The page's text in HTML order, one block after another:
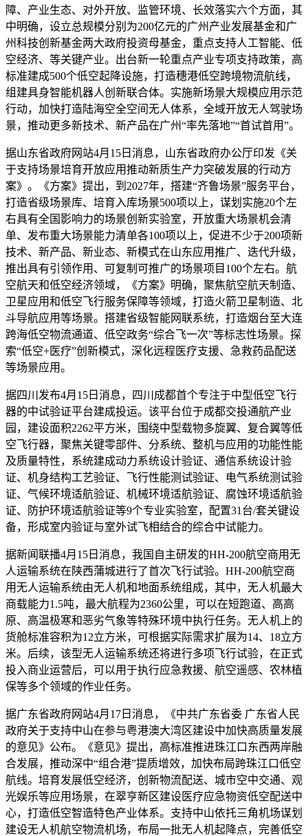
障、产业生态、对外开放、监管环境、长效落实六个方面，其
中明确，设立总规模分别为200亿元的广州产业发展基金和广
州科技创新基金两大政府投资母基金，重点支持人工智能、低
空经济、等关键产业。出台新一轮重点产业专项支持政策，高
标准建成500个低空起降设施，打造穗港低空跨境物流航线，
组建具身智能机器人创新联合体。实施新场景大规模应用示范
行动，加快打造陆海空全空间无人体系，全域开放无人驾驶场
景，推动更多新技术、新产品在广州“率先落地”“首试首用”。
据山东省政府网站4月15日消息，山东省政府办公厅印发《关
于支持场景培育开放应用推动新质生产力突破发展的行动方
案》。《方案》提出，到2027年，搭建“齐鲁场景”服务平台，
打造省级场景库、培育入库场景500项以上，谋划实施20个左
右具有全国影响力的场景创新实验室，开放重大场景机会清
单、发布重大场景能力清单各100项以上，促进不少于200项新
技术、新产品、新业态、新模式在山东应用推广、迭代升级，
推出具有引领作用、可复制可推广的场景项目100个左右。航
空航天和低空经济领域，《方案》明确，聚焦航空航天制造、
卫星应用和低空飞行服务保障等领域，打造火箭卫星制造、北
斗导航应用等场景。搭建省级智能网联系统，打造烟台至大连
跨海低空物流通道、低空政务“综合飞一次”等标志性场景。探
索“低空+医疗”创新模式，深化远程医疗支援、急救药品配送
等场景应用。
据四川发布4月15日消息，四川成都首个专注于中型低空飞行
器的中试验证平台建成投运。该平台位于成都交投通航产业
园，建设面积2262平方米，围绕中型载物多旋翼、复合翼等低
空飞行器，聚焦关键零部件、分系统、整机与应用的功能性能
及质量特性，系统建成动力系统设计验证、通信系统设计验
证、机身结构工艺验证、飞行性能测试验证、电气系统测试验
证、气候环境适航验证、机械环境适航验证、腐蚀环境适航验
证、防护环境适航验证等9个专业实验室，配置31台/套关键设
备，形成室内验证与室外试飞相结合的综合中试能力。
据新闻联播4月15日消息，我国自主研发的HH-200航空商用无
人运输系统在陕西蒲城进行了首次飞行试验。HH-200航空商
用无人运输系统由无人机和地面系统组成，其中，无人机最大
商载能力1.5吨，最大航程为2360公里，可以在短跑道、高高
原、高温极寒和恶劣气象等特殊环境中执行任务。无人机上的
货舱标准容积为12立方米，可根据实际需求扩展为14、18立方
米。后续，该型无人运输系统还将进行多项飞行试验，在正式
投入商业运营后，可以用于执行应急救援、航空遥感、农林植
保等多个领域的作业任务。
据广东省政府网站4月17日消息，《中共广东省委 广东省人民
政府关于支持中山在参与粤港澳大湾区建设中加快高质量发展
的意见》公布。《意见》提出，高标准推进珠江口东西两岸融
合发展，推动深中“组合港”提质增效，加快布局跨珠江口低空
航线。培育发展低空经济，创新物流配送、城市空中交通、观
光娱乐等应用场景，在翠亨新区建设医疗应急物资低空配送中
心，打造低空智造特色产业体系。支持中山依托三角机场谋划
建设无人机航空物流机场，布局一批无人机起降点，完善低空